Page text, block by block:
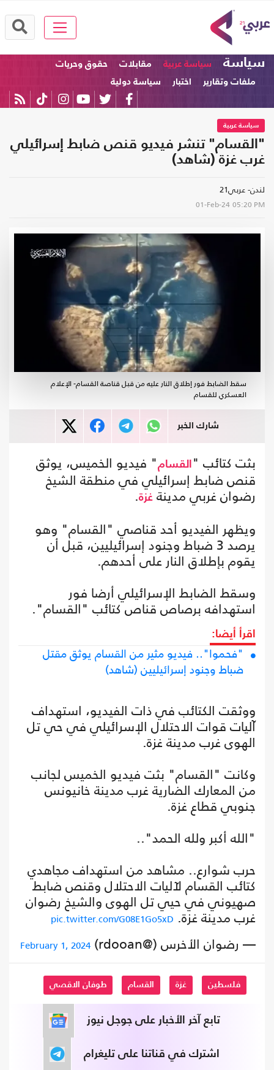
سياسة سياسة عربية مقابلات
حقوق وحريات
ملفات وتقارير
اختبار سياسة دولية
سياسة عربية
"القسام" تنشر فيديو قنص ضابط إسرائيلي
غرب غزة (شاهد)
لندن- عربي21
01-Feb-24 05:20 PM
سقط الضابط فور إطلاق النار عليه من قبل قناصة القسام- الإعلام
العسكري للقسام
شارك الخبر
بثت كتائب " القسام" فيديو الخميس، يوثق
قنص ضابط إسرائيلي في منطقة الشيخ
رضوان غربي مدينة غزة.
ويظهر الفيديو أحد قناصي "القسام" وهو
يرصد 3 ضباط وجنود إسرائيليين، قبل أن
يقوم بإطلاق النار على أحدهم.
وسقط الضابط الإسرائيلي أرضا فور
استهدافه برصاص قناص كتائب "القسام".
اقرأ أيضا:
"فحموا".. فيديو مثير من القسام يوثق مقتل
ضباط وجنود إسرائيليين (شاهد)
ووثقت الكتائب في ذات الفيديو، استهداف
آليات قوات الاحتلال الإسرائيلي في حي تل
الهوى غرب مدينة غزة.
وكانت "القسام" بثت فيديو الخميس لجانب
من المعارك الضارية غرب مدينة خانيونس
جنوبي قطاع غزة.
"الله أكبر ولله الحمد"..
حرب شوارع.. مشاهد من استهداف مجاهدي
كتائب القسام لآليات الاحتلال وقنص ضابط
صهيوني في حيي تل الهوى والشيخ رضوان
غرب مدينة غزة. pic.twitter.com/G08E1Go5xD
— رضوان الأخرس (@rdooan) February 1, 2024
فلسطين غزة القسام طوفان الاقصي
تابع آخر الأخبار على جوجل نيوز
اشترك في قناتنا على تليغرام